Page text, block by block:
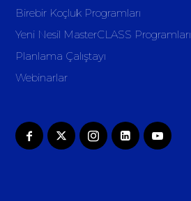
Birebir Koçluk Programları
Yeni Nesil MasterCLASS Programları
Planlama Çalıştayı
Webinarlar